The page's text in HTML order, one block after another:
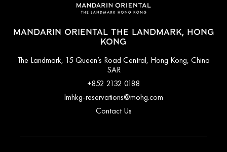
MANDARIN ORIENTAL THE LANDMARK, HONG
KONG
The Landmark, 15 Queen’s Road Central, Hong Kong, China
SAR
+852 2132 0188
lmhkg-reservations@mohg.com
Contact Us